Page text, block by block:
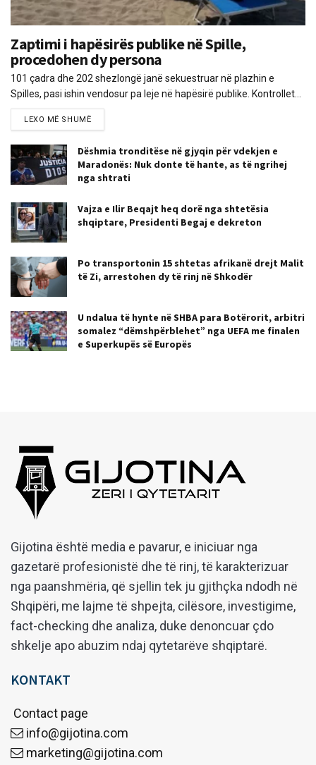
Zaptimi i hapësirës publike në Spille,
procedohen dy persona
101 çadra dhe 202 shezlongë janë sekuestruar në plazhin e
Spilles, pasi ishin vendosur pa leje në hapësirë publike. Kontrollet...
LEXO MË SHUMË
Dëshmia tronditëse në gjyqin për vdekjen e
Maradonës: Nuk donte të hante, as të ngrihej
nga shtrati
Vajza e Ilir Beqajt heq dorë nga shtetësia
shqiptare, Presidenti Begaj e dekreton
Po transportonin 15 shtetas afrikanë drejt Malit
të Zi, arrestohen dy të rinj në Shkodër
U ndalua të hynte në SHBA para Botërorit, arbitri
somalez “dëmshpërblehet” nga UEFA me finalen
e Superkupës së Europës
Gijotina është media e pavarur, e iniciuar nga
gazetarë profesionistë dhe të rinj, të karakterizuar
nga paanshmëria, që sjellin tek ju gjithçka ndodh në
Shqipëri, me lajme të shpejta, cilësore, investigime,
fact-checking dhe analiza, duke denoncuar çdo
shkelje apo abuzim ndaj qytetarëve shqiptarë.
KONTAKT
Contact page
info@gijotina.com
marketing@gijotina.com